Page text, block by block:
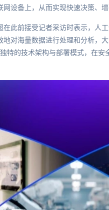
设备上，从而实现快速决策、
此前接受记者采访时表示，人
对海量数据进行处理和分析，
特的技术架构与部署模式，在